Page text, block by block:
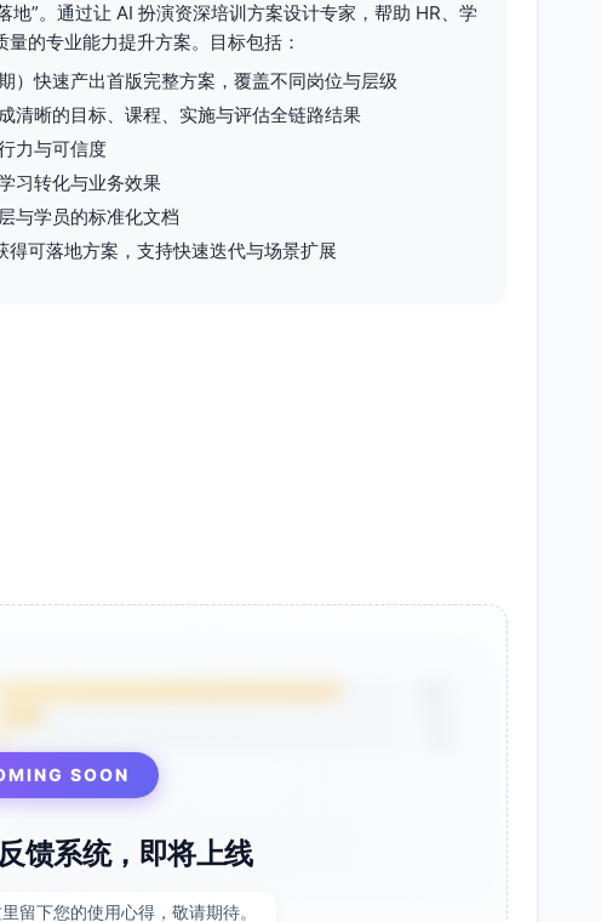
地”。通过让 AI 扮演资深培训方案设计专家，帮助 HR、学
的专业能力提升方案。目标包括：
）快速产出首版完整方案，覆盖不同岗位与层级
清晰的目标、课程、实施与评估全链路结果
力与可信度
习转化与业务效果
与学员的标准化文档
可落地方案，支持快速迭代与场景扩展
SOON
馈系统，即将上线
留下您的使用心得，敬请期待。